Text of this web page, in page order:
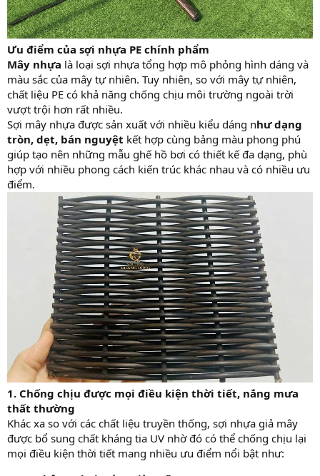
Ưu điểm của sợi nhựa PE chính phẩm
Mây nhựa là loại sợi nhựa tổng hợp mô phỏng hình dáng và
màu sắc của mây tự nhiên. Tuy nhiên, so với mây tự nhiên,
chất liệu PE có khả năng chống chịu môi trường ngoài trời
vượt trội hơn rất nhiều.
Sợi mây nhựa được sản xuất với nhiều kiểu dáng như dạng
tròn, dẹt, bán nguyệt kết hợp cùng bảng màu phong phú
giúp tạo nên những mẫu ghế hồ bơi có thiết kế đa dạng, phù
hợp với nhiều phong cách kiến trúc khác nhau và có nhiều ưu
điểm.
1. Chống chịu được mọi điều kiện thời tiết, nắng mưa
thất thường
Khác xa so với các chất liệu truyền thống, sợi nhựa giả mây
được bổ sung chất kháng tia UV nhờ đó có thể chống chịu lại
mọi điều kiện thời tiết mang nhiều ưu điểm nổi bật như: